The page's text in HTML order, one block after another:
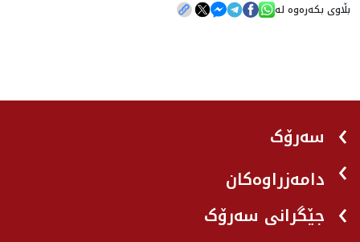
بڵاوی بکەرەوە لە
سەرۆک
دامەزراوەکان
جێگرانی سه‌رۆک